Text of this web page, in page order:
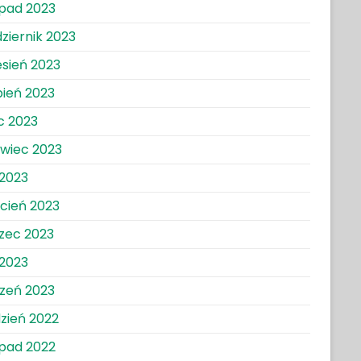
2023
2023
2023
2023
2023
2023
2023
2023
2023
2022
2022